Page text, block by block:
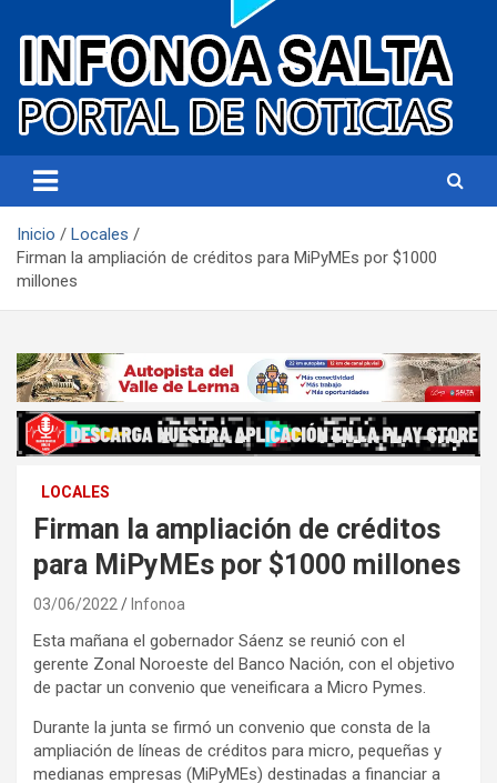
Infonoa Salta
Inicio
Locales
Firman la ampliación de créditos para MiPyMEs por $1000
millones
LOCALES
Firman la ampliación de créditos
para MiPyMEs por $1000 millones
03/06/2022 Infonoa
Esta mañana el gobernador Sáenz se reunió con el
gerente Zonal Noroeste del Banco Nación, con el objetivo
de pactar un convenio que veneificara a Micro Pymes.
Durante la junta se firmó un convenio que consta de la
ampliación de líneas de créditos para micro, pequeñas y
medianas empresas (MiPyMEs) destinadas a financiar a